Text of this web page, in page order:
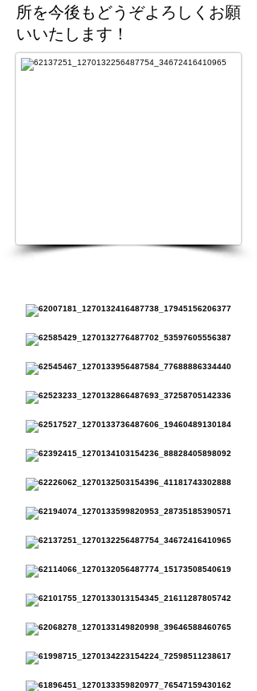
所を今後もどうぞよろしくお願
いいたします！